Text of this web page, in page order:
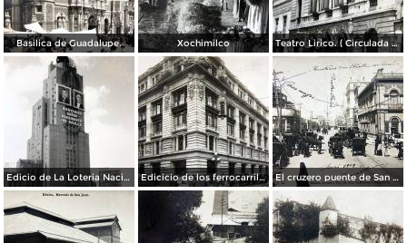
Basilica de Guadalupe. Xochimilco Teatro Lirico. ( Circulada el 1 de Agosto de 1926 ).
Edicio de La Loteria Nacional Ciudad de México Abril de 1964 Edicicio de los ferrocarriles. El cruzero puente de San Francisco y Guardiola por el fotografo Felix Miret.